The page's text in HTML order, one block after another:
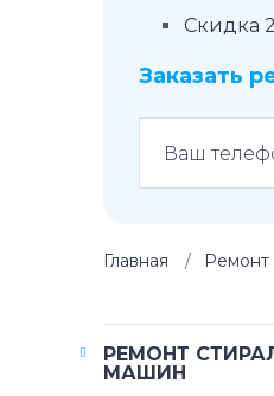
Скидка
Заказать
Главная Ремонт
РЕМОНТ
МАШИН